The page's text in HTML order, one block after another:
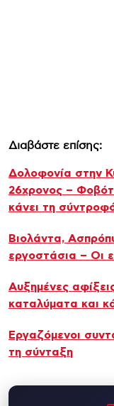
Διαβάστε επίσης:
Δολοφονία στην
26χρονος –
κάνει τη
Βιολάντα,
εργοστάσια – Οι
Αυξημένες
καταλύματα και
Εργαζόμενοι
τη σύνταξη